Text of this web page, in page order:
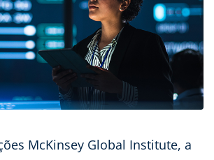
McKinsey Global Institute, a